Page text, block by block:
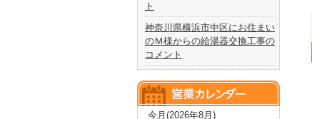
ト
神奈川県横浜市中区にお住まい
のＭ様からの給湯器交換工事の
コメント
今月(2026年8月)